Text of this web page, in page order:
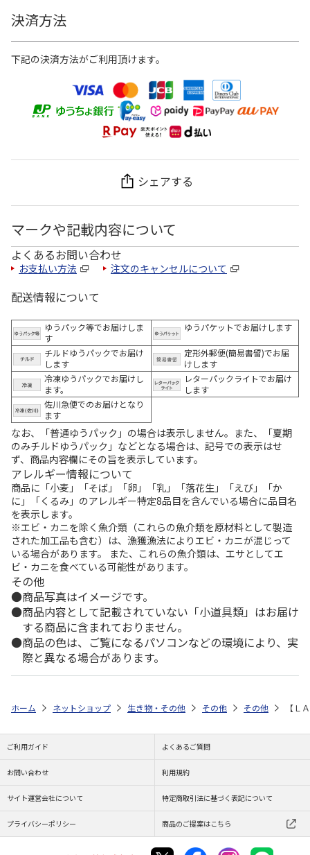
決済方法
下記の決済方法がご利用頂けます。
シェアする
マークや記載内容について
よくあるお問い合わせ
お支払い方法 注文のキャンセルについて
配送情報について
ゆうパック等でお届けしま
す
ゆうパケットでお届けします
チルドゆうパックでお届け
します
定形外郵便(簡易書留)でお届
けします
冷凍ゆうパックでお届けし
ます。
レターパックライトでお届け
します
佐川急便でのお届けとなり
ます
なお、「普通ゆうパック」の場合は表示しません。また、「夏期
のみチルドゆうパック」などとなる場合は、記号での表示はせ
ず、商品内容欄にその旨を表示しています。
アレルギー情報について
商品に「小麦」「そば」「卵」「乳」「落花生」「えび」「か
に」「くるみ」のアレルギー特定8品目を含んでいる場合に品目名
を表示します。
※エビ・カニを除く魚介類（これらの魚介類を原材料として製造
された加工品も含む）は、漁獲漁法によりエビ・カニが混じって
いる場合があります。 また、これらの魚介類は、エサとしてエ
ビ・カニを食べている可能性があります。
その他
商品写真はイメージです。
商品内容として記載されていない「小道具類」はお届け
する商品に含まれておりません。
商品の色は、ご覧になるパソコンなどの環境により、実
際と異なる場合があります。
ホーム ネットショップ 生き物・その他 その他 その他 【Ｌ
ご利用ガイド よくあるご質問
お問い合わせ 利用規約
サイト運営会社について 特定商取引法に基づく表記について
プライバシーポリシー 商品のご提案はこちら